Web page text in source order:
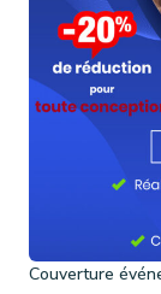
Couverture